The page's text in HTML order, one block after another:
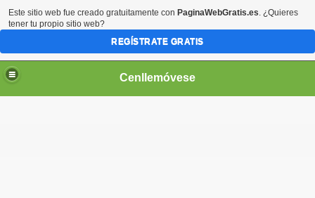
Cenllemóvese
Este sitio web fue creado gratuitamente con PaginaWebGratis.es. ¿Quieres
tener tu propio sitio web?
REGÍSTRATE GRATIS